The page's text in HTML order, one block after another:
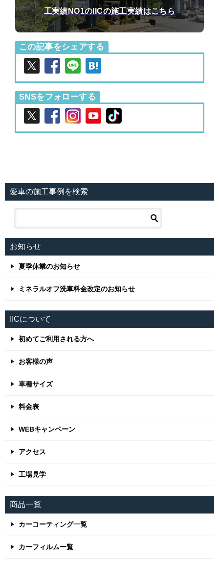
工実績NO1のIICの施工実績はこちら
この記事をシェアする
SNSをフォローする
愛車の施工事例を検索
お知らせ
夏季休業のお知らせ
ミネラルオフ洗車料金改定のお知らせ
IICについて
初めてご利用される方へ
お客様の声
車種サイズ
料金表
WEBキャンペーン
アクセス
工場見学
商品一覧
カーコーティング一覧
カーフィルム一覧